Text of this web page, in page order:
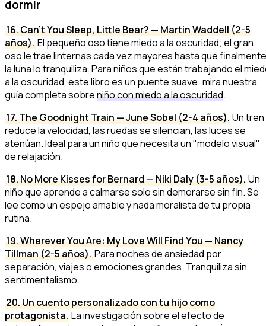
dormir
16. Can't You Sleep, Little Bear? — Martin Waddell (2-5
años).El pequeño oso tiene miedo a la oscuridad; el gran
oso le trae linternas cada vez mayores hasta que finalmente
la luna lo tranquiliza. Para niños que están trabajando el
a la oscuridad, este libro es un puente suave: mira nuestra
guía completa sobreniño con miedo a la oscuridad.
17. The Goodnight Train — June Sobel (2-4 años). Un tren
reduce la velocidad, las ruedas se silencian, las luces se
atenúan. Ideal para un niño que necesita un "modelo visual"
de relajación.
18. No More Kisses for Bernard — Niki Daly (3-5 años). Un
niño que aprende a calmarse solo sin demorarse sin fin. Se
lee como un espejo amable y nada moralista de tu propia
rutina.
19. Wherever You Are: My Love Will Find You — Nancy
Tillman (2-5 años).Para noches de ansiedad por
separación, viajes o emociones grandes. Tranquiliza sin
sentimentalismo.
20. Un cuento personalizado con tu hijo como
protagonista.La investigación sobre elefecto de